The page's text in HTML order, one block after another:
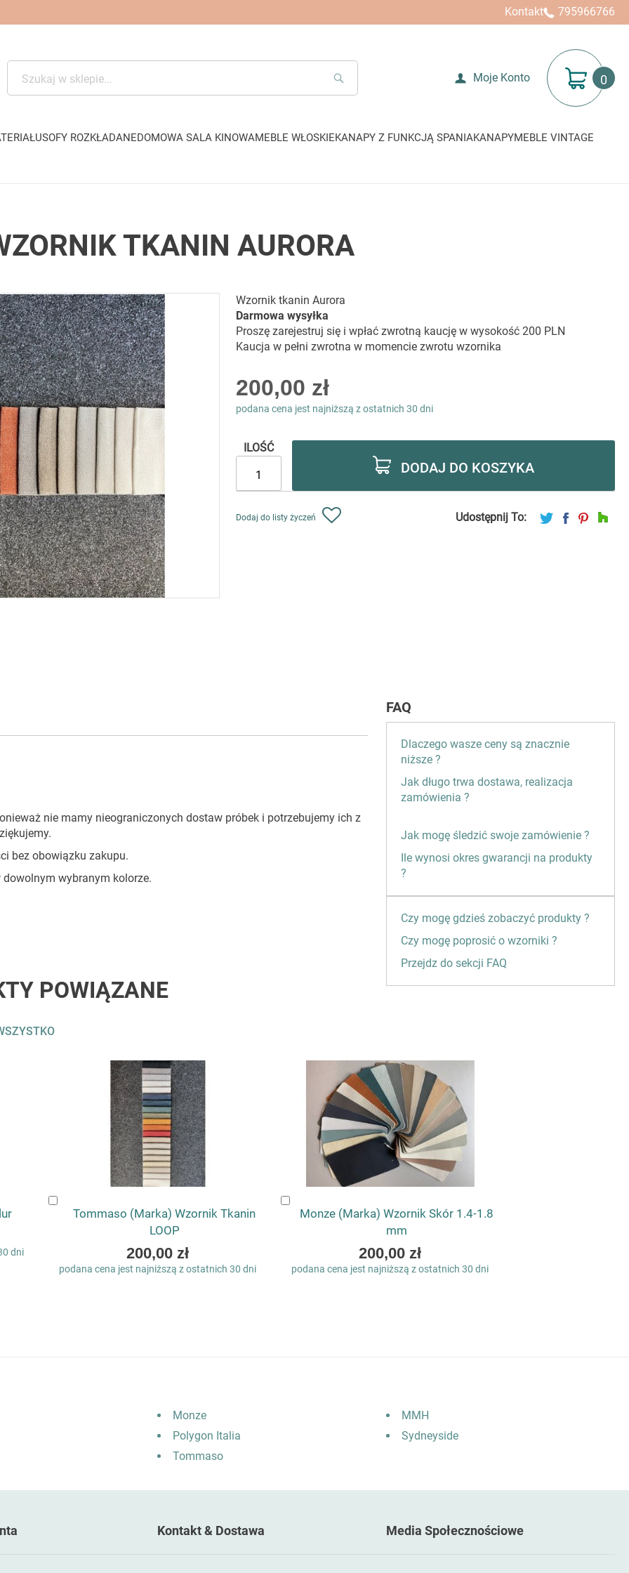
Kontakt 795966766
SEARCH
Moje Konto Mój koszyk
SOFY ROZKŁADANEDOMOWA SALA KINOWAMEBLE WŁOSKIEKANAPY Z FUNKCJĄ SPANIAKANAPYMEBLE VINTAGE
TKANIN AURORA
Wzornik tkanin Aurora
Darmowa wysyłka
Proszę zarejestruj się i wpłać zwrotną kaucję w wysokość 200 PLN
Kaucja w pełni zwrotna w momencie zwrotu wzornika
200,00 zł
podana cena jest najniższą z ostatnich 30 dni
ILOŚĆ
DODAJ DO KOSZYKA
Dodaj do listy życzeń Udostępnij To:
nie mamy nieograniczonych dostaw próbek i potrzebujemy ich z
bez obowiązku zakupu.
wybranym kolorze.
FAQ
Dlaczego wasze ceny są znacznie
niższe ?
Jak długo trwa dostawa, realizacja
zamówienia ?
Jak mogę śledzić swoje zamówienie ?
Ile wynosi okres gwarancji na produkty
?
Czy mogę gdzieś zobaczyć produkty ?
Czy mogę poprosić o wzorniki ?
Przejdz do sekcji FAQ
POWIĄZANE
dni
Tommaso (Marka) Wzornik Tkanin
LOOP
200,00 zł
podana cena jest najniższą z ostatnich 30 dni
Monze (Marka) Wzornik Skór 1.4-1.8
mm
200,00 zł
podana cena jest najniższą z ostatnich 30 dni
do
Monze
Polygon Italia
Tommaso
MMH
Sydneyside
Kontakt & Dostawa Media Społecznościowe